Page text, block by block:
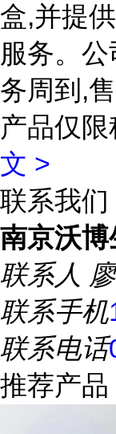
盒,并提
服务。
务周到,
产品仅限
文 >
联系我们
南京沃博
联系人
联系手机
联系电话
推荐产品